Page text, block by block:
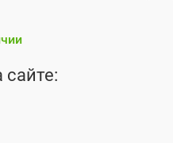
сайте: